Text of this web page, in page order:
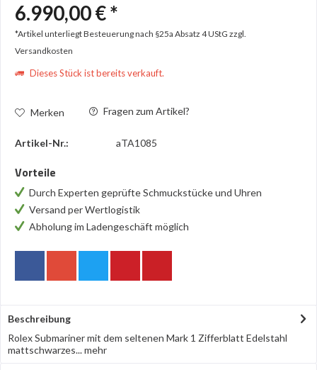
6.990,00 € *
*Artikel unterliegt Besteuerung nach §25a Absatz 4 UStG zzgl.
Versandkosten
Dieses Stück ist bereits verkauft.
Merken Fragen zum Artikel?
Artikel-Nr.: aTA1085
Vorteile
Durch Experten geprüfte Schmuckstücke und Uhren
Versand per Wertlogistik
Abholung im Ladengeschäft möglich
Beschreibung
Rolex Submariner mit dem seltenen Mark 1 Zifferblatt Edelstahl
mattschwarzes...mehr